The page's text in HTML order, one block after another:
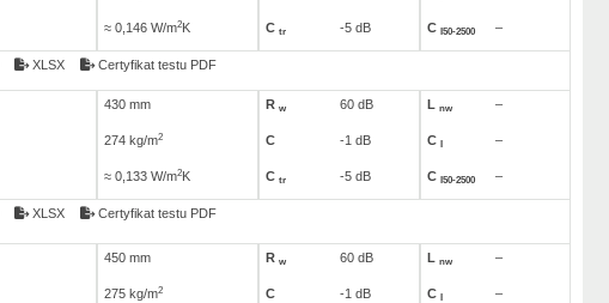
≈ 0,146 W/m2K C tr -5 dB C I50-2500 –
XLSX Certyfikat testu PDF
430 mm R w 60 dB L nw –
274 kg/m2 C -1 dB C –
≈ 0,133 W/m2K C tr -5 dB C I50-2500 –
XLSX Certyfikat testu PDF
450 mm R w 60 dB L nw –
275 kg/m2 C -1 dB C –